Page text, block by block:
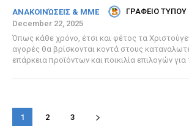
ΑΝΑΚΟΙΝΏΣΕΙΣ & MME ΓΡΑΦΕΙΟ ΤΥΠΟΥ
December 22, 2025
Όπως κάθε χρόνο, έτσι και φέτος τα
αγορές θα βρίσκονται κοντά στους
επάρκεια προϊόντων και ποικιλία επιλογών για
1 2 3